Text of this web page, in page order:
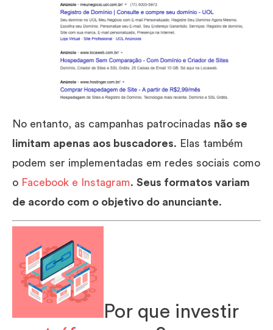
No entanto, as campanhas patrocinadas não se
limitam apenas aos buscadores. Elas também
podem ser implementadas em redes sociais como
o Facebook e Instagram. Seus formatos variam
de acordo com o objetivo do anunciante.
Por que investir